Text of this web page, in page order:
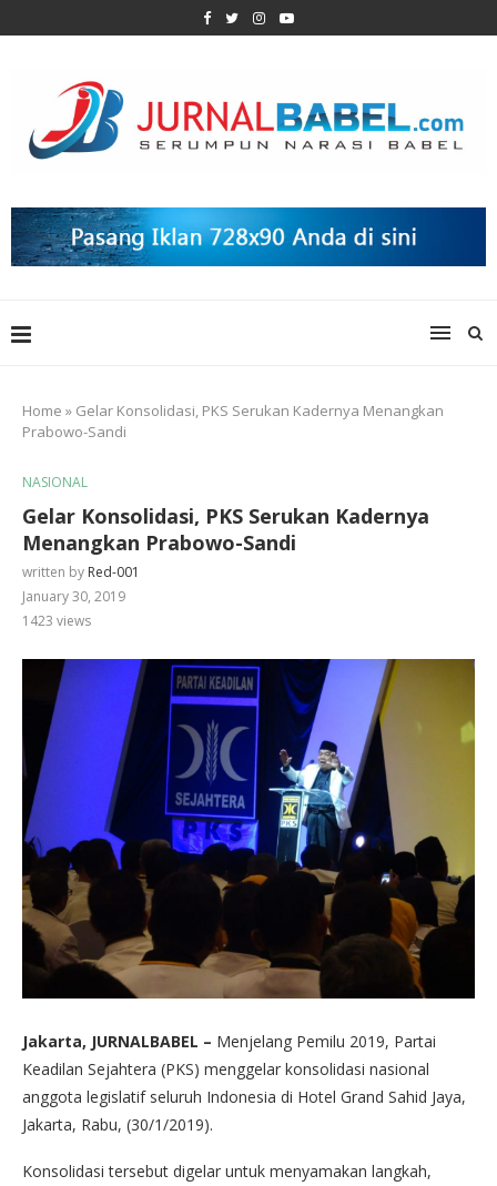
Home » Gelar Konsolidasi, PKS Serukan Kadernya Menangkan
Prabowo-Sandi
NASIONAL
Gelar Konsolidasi, PKS Serukan Kadernya
Menangkan Prabowo-Sandi
written by Red-001
January 30, 2019
1423 views
Jakarta, JURNALBABEL – Menjelang Pemilu 2019, Partai
Keadilan Sejahtera (PKS) menggelar konsolidasi nasional
anggota legislatif seluruh Indonesia di Hotel Grand Sahid Jaya,
Jakarta, Rabu, (30/1/2019).
Konsolidasi tersebut digelar untuk menyamakan langkah,